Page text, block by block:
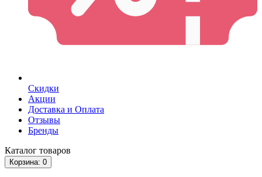
Скидки
Акции
Доставка и Оплата
Отзывы
Бренды
Каталог товаров
Корзина: 0